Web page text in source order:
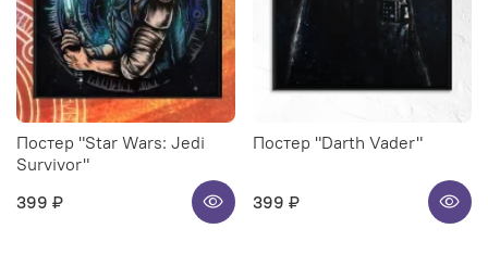
Постер "Star Wars: Jedi
Survivor"
399 ₽
Постер "Darth Vader"
399 ₽